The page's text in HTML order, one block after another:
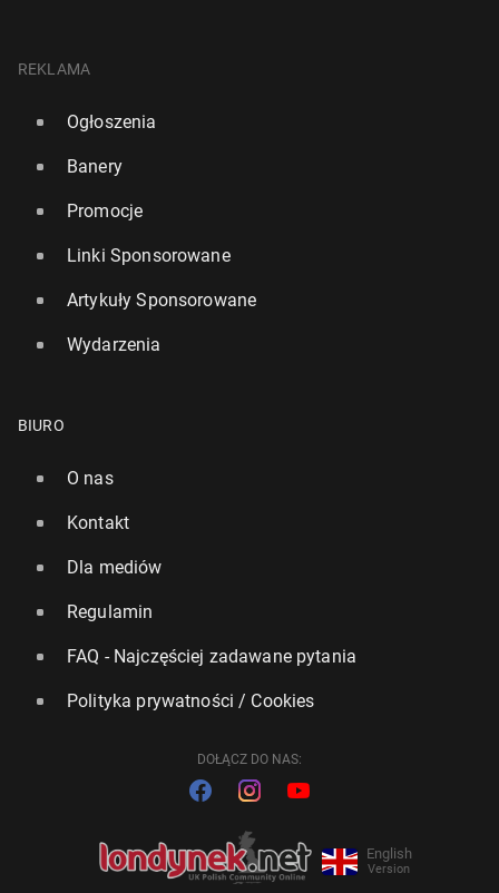
REKLAMA
Ogłoszenia
Banery
Promocje
Linki Sponsorowane
Artykuły Sponsorowane
Wydarzenia
BIURO
O nas
Kontakt
Dla mediów
Regulamin
FAQ - Najczęściej zadawane pytania
Polityka prywatności / Cookies
DOŁĄCZ DO NAS:
English
Version